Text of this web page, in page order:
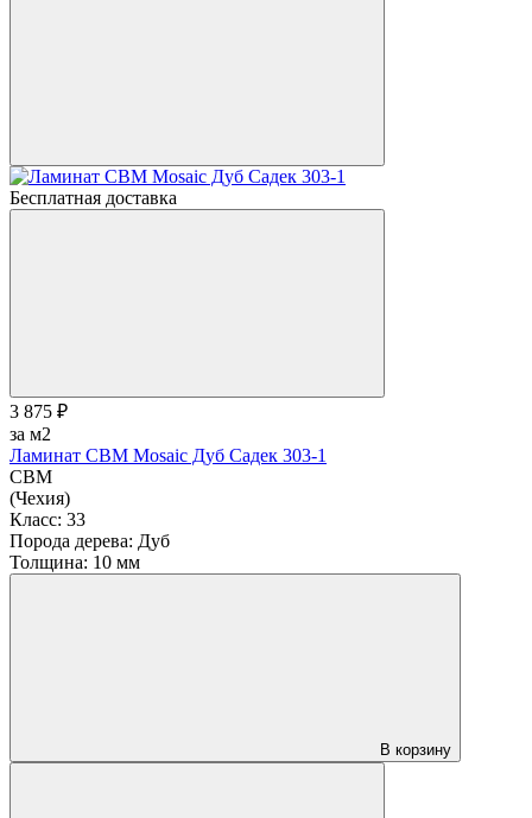
Бесплатная доставка
3 875 ₽
за м2
Ламинат CBM Mosaic Дуб Садек 303-1
CBM
(Чехия)
Класс: 33
Порода дерева: Дуб
Толщина: 10 мм
В корзину